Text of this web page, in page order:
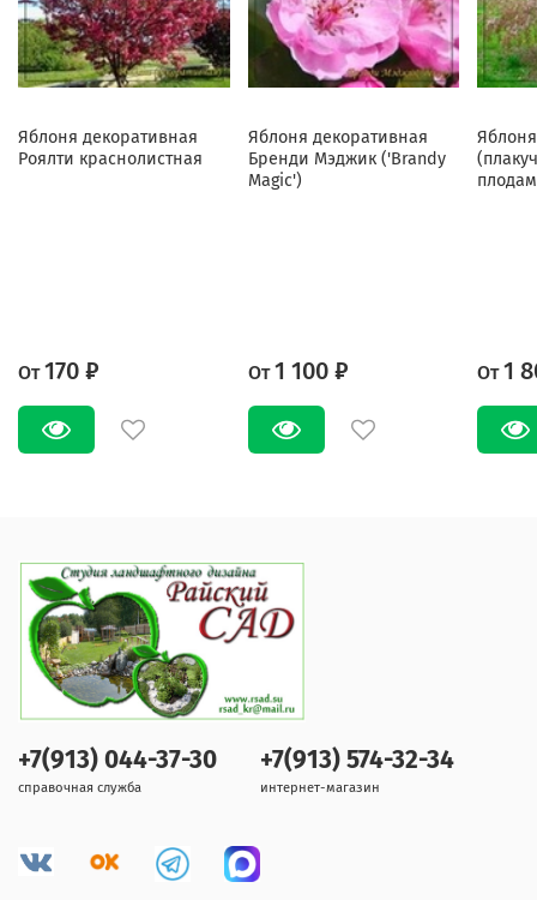
Яблоня декоративная
Роялти краснолистная
От 170 ₽
Яблоня декоративная
Бренди Мэджик ('Brandy
Magic')
От 1 100 ₽ От 1
+7(913) 044-37-30
справочная служба
+7(913) 574-32-34
интернет-магазин